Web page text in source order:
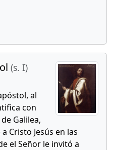
(s. I)
al
con
Galilea,
Cristo Jesús en las
el Señor le invitó a